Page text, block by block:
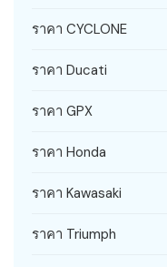
ราคา CYCLONE
ราคา Ducati
ราคา GPX
ราคา Honda
ราคา Kawasaki
ราคา Triumph